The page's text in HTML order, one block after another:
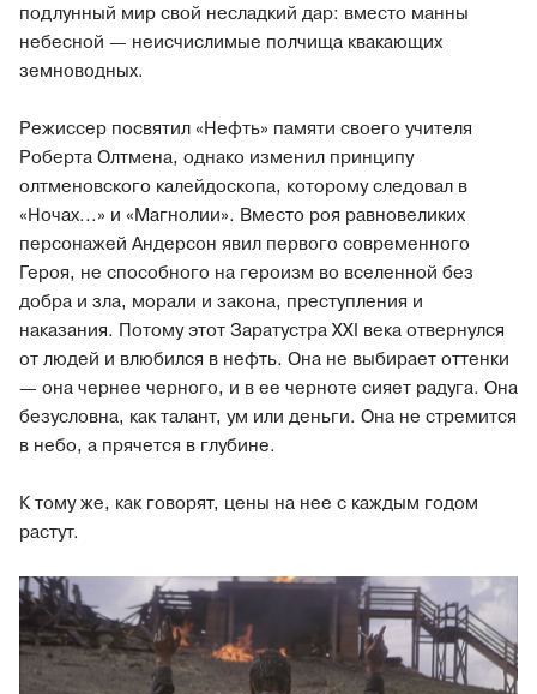
подлунный мир свой несладкий дар: вместо манны
небесной — неисчислимые полчища квакающих
земноводных.
Режиссер посвятил «Нефть» памяти своего учителя
Роберта Олтмена, однако изменил принципу
олтменовского калейдоскопа, которому следовал в
«Ночах...» и «Магнолии». Вместо роя равновеликих
персонажей Андерсон явил первого современного
Героя, не способного на героизм во вселенной без
добра и зла, морали и закона, преступления и
наказания. Потому этот Заратустра ХХI века отвернулся
от людей и влюбился в нефть. Она не выбирает оттенки
— она чернее черного, и в ее черноте сияет радуга. Она
безусловна, как талант, ум или деньги. Она не стремится
в небо, а прячется в глубине.
К тому же, как говорят, цены на нее с каждым годом
растут.